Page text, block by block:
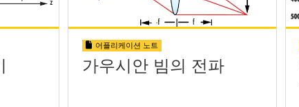
어플리케이션 노트
가우시안 빔의 전파